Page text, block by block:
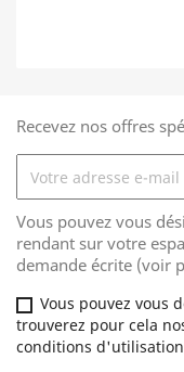
Recevez nos offres
Vous pouvez vous
rendant sur votre
demande écrite (voir
Vous pouvez vous
trouverez pour cela
conditions